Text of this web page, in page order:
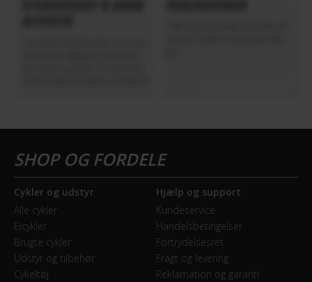
Cykler og udstyr
Alle cykler
Elcykler
Brugte cykler
Udstyr og tilbehør
Cykeltøj
Hjælp og support
Kundeservice
Handelsbetingelser
Fortrydelsesret
Fragt og levering
Reklamation og garanti